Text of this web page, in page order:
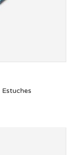
Estuches